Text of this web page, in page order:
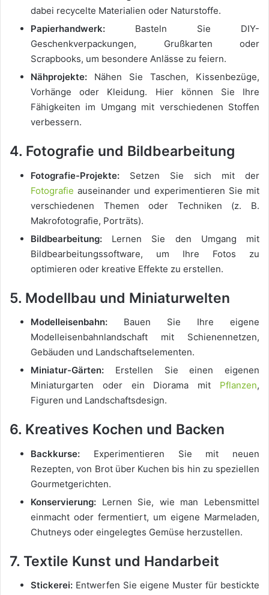
dabei recycelte Materialien oder Naturstoffe.
Papierhandwerk: Basteln Sie DIY-
Geschenkverpackungen, Grußkarten oder
Scrapbooks, um besondere Anlässe zu feiern.
Nähprojekte: Nähen Sie Taschen, Kissenbezüge,
Vorhänge oder Kleidung. Hier können Sie Ihre
Fähigkeiten im Umgang mit verschiedenen Stoffen
verbessern.
4. Fotografie und Bildbearbeitung
Fotografie-Projekte: Setzen Sie sich mit der
Fotografie auseinander und experimentieren Sie mit
verschiedenen Themen oder Techniken (z. B.
Makrofotografie, Porträts).
Bildbearbeitung: Lernen Sie den Umgang mit
Bildbearbeitungssoftware, um Ihre Fotos zu
optimieren oder kreative Effekte zu erstellen.
5. Modellbau und Miniaturwelten
Modelleisenbahn: Bauen Sie Ihre eigene
Modelleisenbahnlandschaft mit Schienennetzen,
Gebäuden und Landschaftselementen.
Miniatur-Gärten: Erstellen Sie einen eigenen
Miniaturgarten oder ein Diorama mit Pflanzen,
Figuren und Landschaftsdesign.
6. Kreatives Kochen und Backen
Backkurse: Experimentieren Sie mit neuen
Rezepten, von Brot über Kuchen bis hin zu speziellen
Gourmetgerichten.
Konservierung: Lernen Sie, wie man Lebensmittel
einmacht oder fermentiert, um eigene Marmeladen,
Chutneys oder eingelegtes Gemüse herzustellen.
7. Textile Kunst und Handarbeit
Stickerei: Entwerfen Sie eigene Muster für bestickte